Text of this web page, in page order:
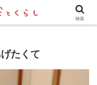
・しつけ ペットグッズ&
たくて
検索